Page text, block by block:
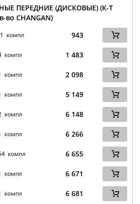
ПЕРЕДНИЕ (ДИСКОВЫЕ) (К-Т
CHANGAN)
компл 943
компл 1 483
компл 2 098
компл 5 149
компл 6 148
компл 6 266
компл 6 655
компл 6 671
компл 6 681